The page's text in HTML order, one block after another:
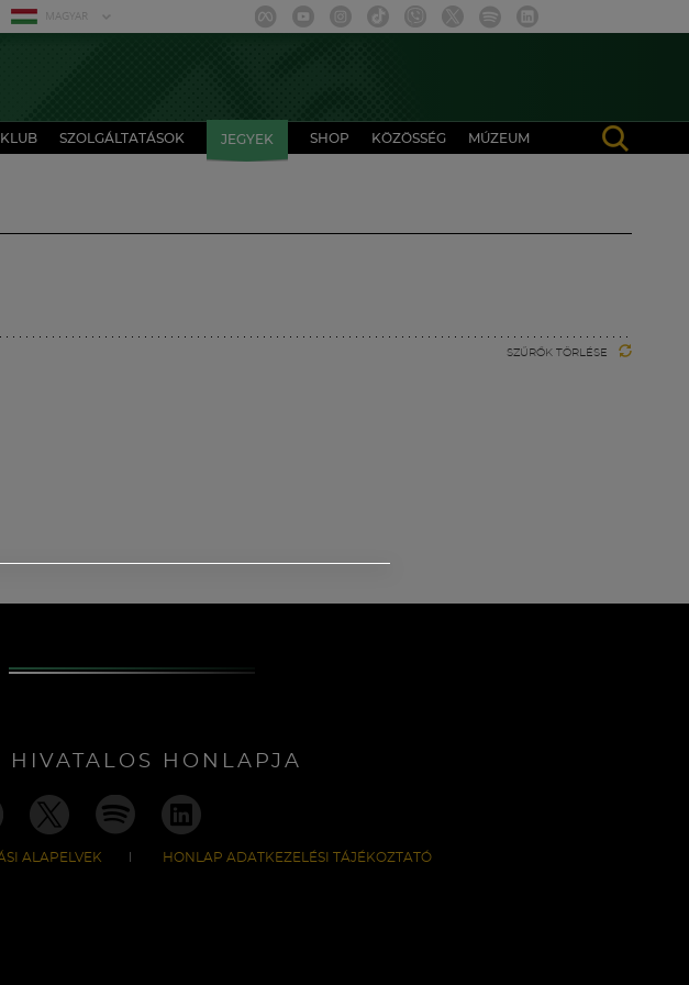
MAGYAR
KLUB SZOLGÁLTATÁSOK JEGYEK SHOP KÖZÖSSÉG MÚZEUM
SZŰRŐK TÖRLÉSE
HONLAPJA
ALAPELVEK HONLAP ADATKEZELÉSI TÁJÉKOZTATÓ